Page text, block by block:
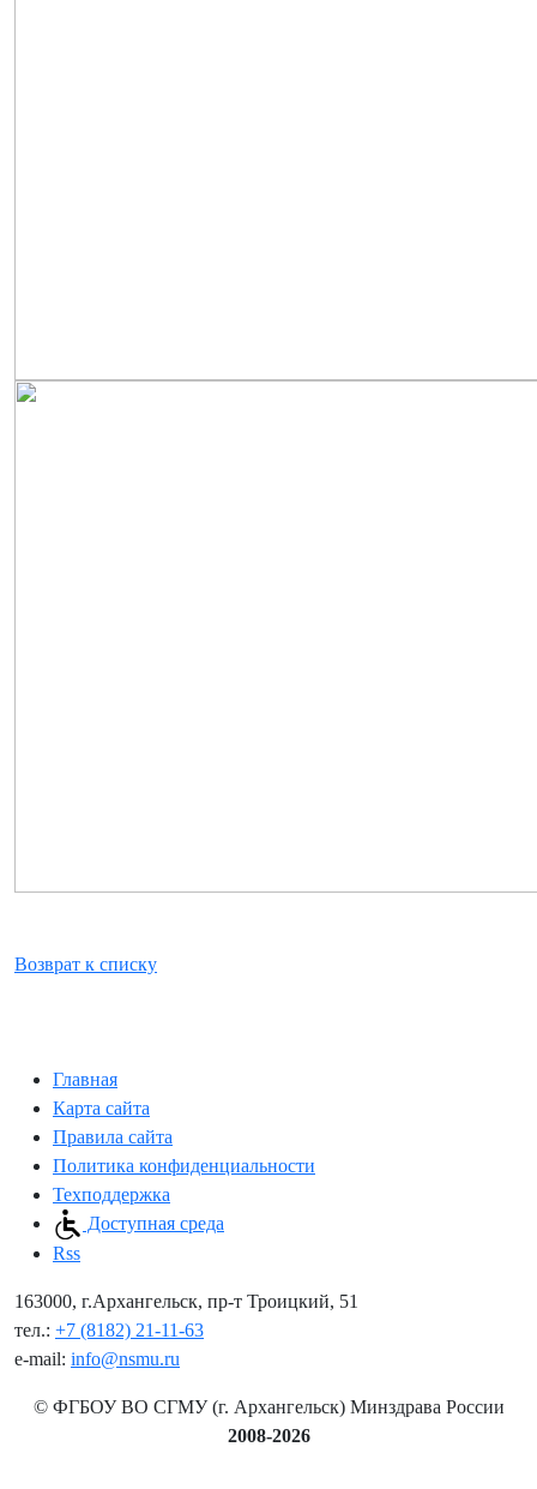
Возврат к списку
Главная
Карта сайта
Правила сайта
Политика конфиденциальности
Техподдержка
Доступная среда
Rss
163000, г.Архангельск, пр-т Троицкий, 51
тел.: +7 (8182) 21-11-63
e-mail: info@nsmu.ru
© ФГБОУ ВО СГМУ (г. Архангельск) Минздрава России
2008-2026